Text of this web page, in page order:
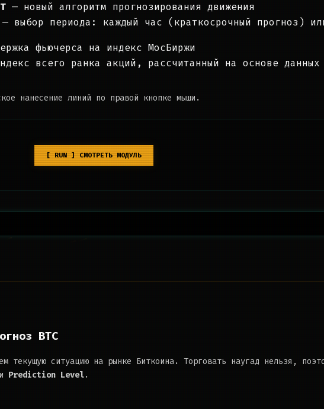
— новый алгоритм прогнозирования движения
— выбор периода: каждый час (краткосрочный прогноз)
фьючерса на индекс МосБиржи
всего ранка акций, рассчитанный на основе данных
нанесение линий по правой кнопке мыши.
[ RUN ] СМОТРЕТЬ МОДУЛЬ
BTC
текущую ситуацию на рынке Биткоина. Торговать наугад нельзя,
Prediction Level.